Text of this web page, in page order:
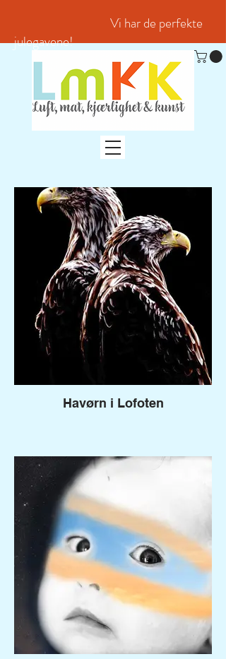
Vi har de perfekte
julegavene!
Havørn i Lofoten